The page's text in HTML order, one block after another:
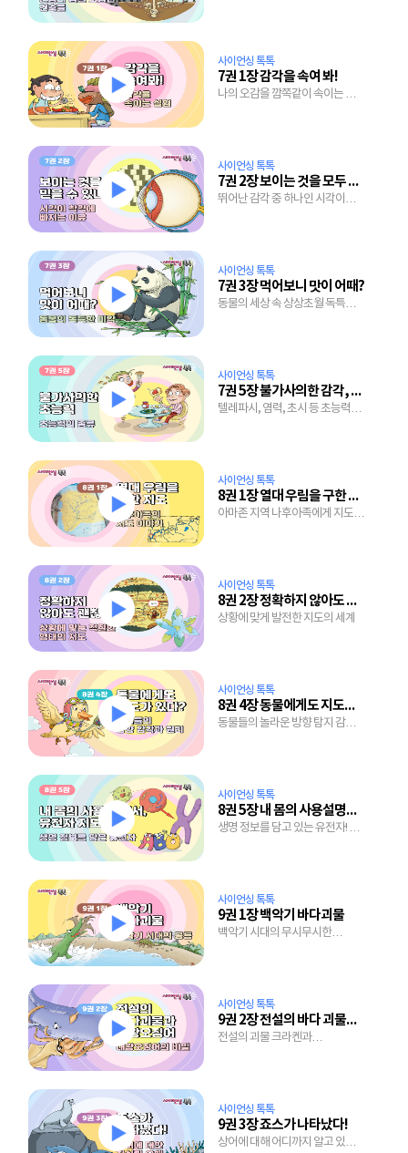
사이언싱 톡톡
7권 1장 감각을 속여 봐!
나의 오감을 깜쪽같이 속이는 실험
사이언싱 톡톡
7권 2장 보이는 것을 모두 믿을 수 있니?
뛰어난 감각 중 하나인 시각이
사이언싱 톡톡
7권 3장 먹어보니 맛이 어때?
동물의 세상 속 상상초월 독특한
사이언싱 톡톡
7권 5장 불가사의한 감각, 초능력
텔레파시, 염력, 초시 등 초능력을
사이언싱 톡톡
8권 1장 열대 우림을 구한 지도
아마존 지역 나후아족에게 지도가
사이언싱 톡톡
8권 2장 정확하지 않아도 괜찮아!
상황에 맞게 발전한 지도의 세계
사이언싱 톡톡
8권 4장 동물에게도 지도가 있다?
동물들의 놀라운 방향 탐지 감각과
사이언싱 톡톡
8권 5장 내 몸의 사용설명서, 유전자 지도
생명 정보를 담고 있는 유전자! 그
사이언싱 톡톡
9권 1장 백악기 바다괴물
백악기 시대의 무시무시한
사이언싱 톡톡
9권 2장 전설의 바다 괴물과 대왕오징어
전설의 괴물 크라켄과
사이언싱 톡톡
9권 3장 죠스가 나타났다!
상어에 대해 어디까지 알고 있니?